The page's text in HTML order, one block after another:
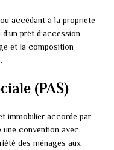
accédant à la propriété
prêt d’accession
et la composition
(PAS)
immobilier accordé par
une convention avec
des ménages aux